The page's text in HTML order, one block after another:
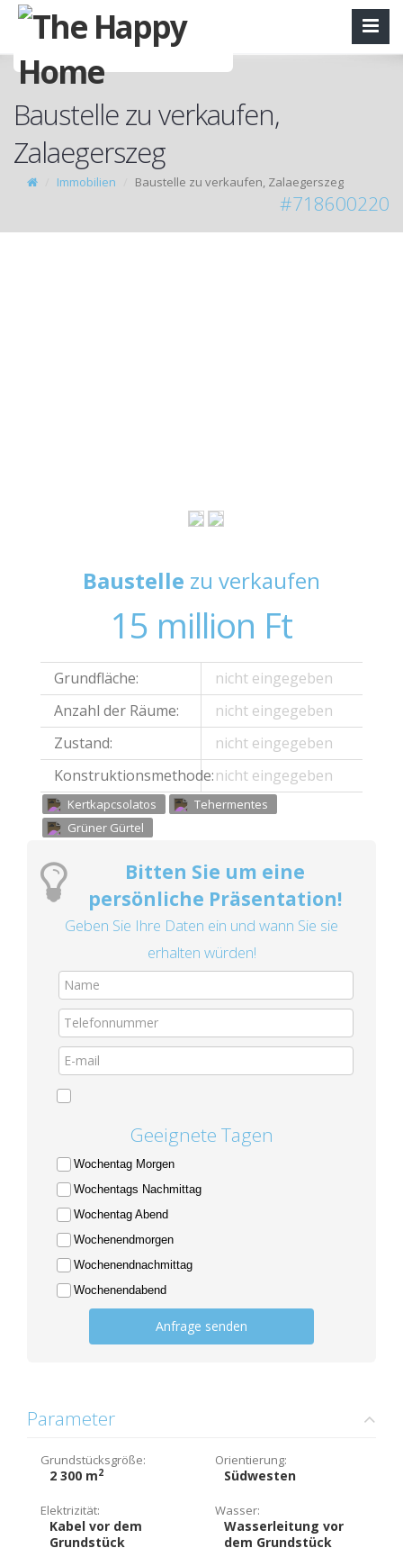
Baustelle zu verkaufen,
Zalaegerszeg
Immobilien Baustelle zu verkaufen, Zalaegerszeg
#718600220
Baustelle zu verkaufen
15 million Ft
Grundfläche:
nicht eingegeben
Anzahl der Räume:
nicht eingegeben
Zustand:
nicht eingegeben
Konstruktionsmethode:nicht eingegeben
Kertkapcsolatos
Tehermentes
Grüner Gürtel
Bitten Sie um eine
persönliche Präsentation!
Geben Sie Ihre Daten ein und wann Sie sie
erhalten würden!
Geeignete Tagen
Wochentag Morgen
Wochentags Nachmittag
Wochentag Abend
Wochenendmorgen
Wochenendnachmittag
Wochenendabend
Anfrage senden
Parameter
Grundstücksgröße:
2 300 m2
Orientierung:
Südwesten
Elektrizität:
Kabel vor dem
Grundstück
Wasser:
Wasserleitung vor
dem Grundstück